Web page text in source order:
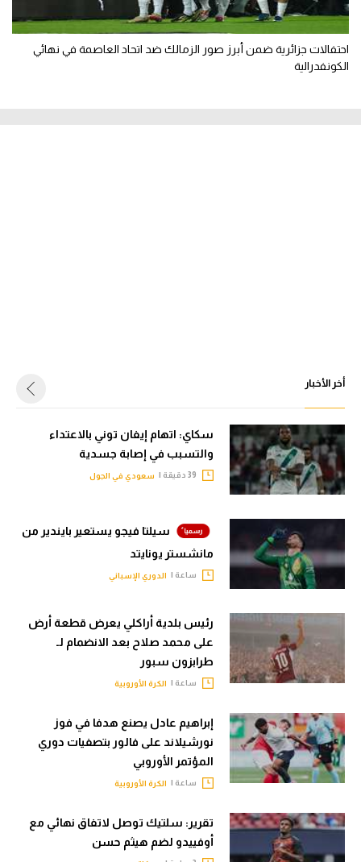
احتفالات جزائرية ضمن أبرز صور الزمالك ضد اتحاد العاصمة في نهائي
الكونفدرالية
أخر الأخبار
سكاي: اتهام إيفان توني بالاعتداء
والتسبب في إصابة جسدية
سعودي في الجول
سيلتا فيجو يستعير بايندير من
مانشستر يونايتد
ساعة | الدوري الإسباني
رئيس بلدية أراكلي يعرض قطعة أرض
على محمد صلاح بعد الانضمام لـ
طرابزون سبور
ساعة | الكرة الأوروبية
إبراهيم عادل يصنع هدفا في فوز
نورشيلاند على فالور بتصفيات دوري
المؤتمر الأوروبي
ساعة | الكرة الأوروبية
تقرير: سلتيك توصل لاتفاق نهائي مع
أوفييدو لضم هيثم حسن